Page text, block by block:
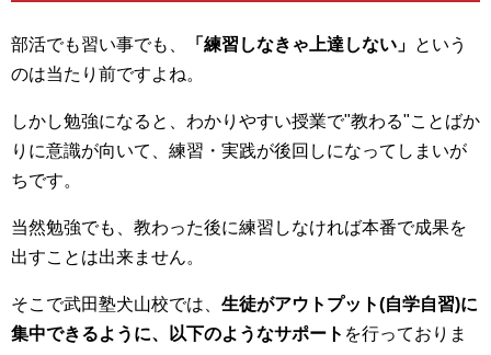
部活でも習い事でも、 「練習しなきゃ上達しない」 という
のは当たり前ですよね。
しかし勉強になると、わかりやすい授業で"教わる"ことばか
りに意識が向いて、練習・実践が後回しになってしまいが
ちです。
当然勉強でも、教わった後に練習しなければ本番で成果を
出すことは出来ません。
そこで武田塾犬山校では、 生徒がアウトプット(自学自習)に
集中できるように、以下のようなサポート を行っておりま